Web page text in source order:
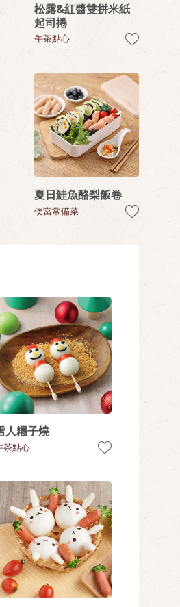
松露&紅醬雙拼米紙
起司捲
午茶點心
夏日鮭魚酪梨飯卷
便當常備菜
人糰子燒
茶點心